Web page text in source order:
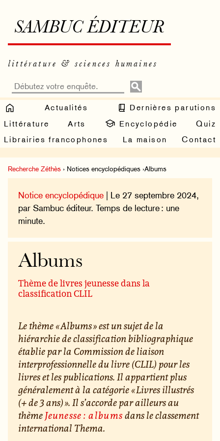
SAMBUC ÉDITEUR
littérature & sciences humaines
Actualités
Dernières parutions
Littérature
Arts Encyclopédie
Quiz
Librairies francophones
La maison Contact
Recherche Zéthès › Notices encyclopédiques ›Albums
Notice encyclopédique | Le 27 septembre 2024,
par Sambuc éditeur. Temps de lecture : une
minute.
Albums
Thème de livres jeunesse dans la
classification CLIL
Le thème « Albums » est un sujet de la
hiérarchie de classification bibliographique
établie par la Commission de liaison
interprofessionnelle du livre (CLIL) pour les
livres et les publications. Il appartient plus
généralement à la catégorie « Livres illustrés
(+ de 3 ans) ». Il s’accorde par ailleurs au
thèmeJeunesse : albumsdans le classement
international Thema.